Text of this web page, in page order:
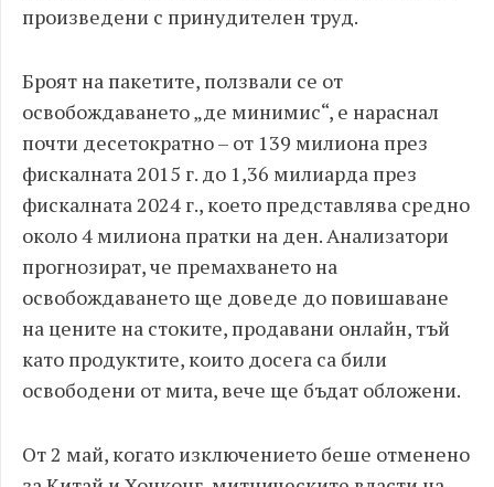
произведени с принудителен труд.
Броят на пакетите, ползвали се от
освобождаването „де минимис“, е нараснал
почти десетократно – от 139 милиона през
фискалната 2015 г. до 1,36 милиарда през
фискалната 2024 г., което представлява средно
около 4 милиона пратки на ден. Анализатори
прогнозират, че премахването на
освобождаването ще доведе до повишаване
на цените на стоките, продавани онлайн, тъй
като продуктите, които досега са били
освободени от мита, вече ще бъдат обложени.
От 2 май, когато изключението беше отменено